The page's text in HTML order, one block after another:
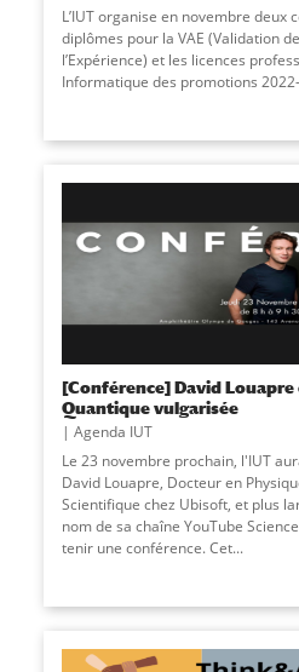
L’IUT organise en novembre deux
diplômes pour la VAE (Validation
l’Expérience) et les licences
Informatique des promotions
[Conférence] David Louapre
Quantique vulgarisée
Agenda IUT
Le 23 novembre prochain, l'IUT
David Louapre, Docteur en
Scientifique chez Ubisoft, et plus
nom de sa chaîne YouTube
tenir une conférence. Cet...